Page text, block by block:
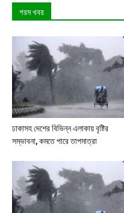
গরম খবর
ঢাকাসহ দেশের বিভিন্ন এলাকায় বৃষ্টির
সম্ভাবনা, কমতে পারে তাপমাত্রা